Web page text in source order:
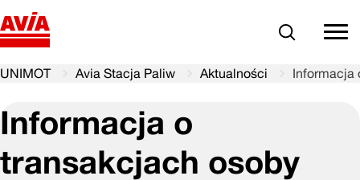
Szukaj
UNIMOT Avia Stacja Paliw Aktualności Informacja
Informacja o
transakcjach osoby